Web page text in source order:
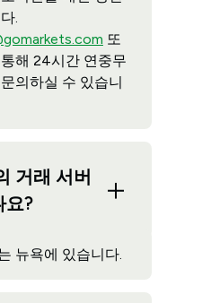
.
또
해 24시간 연중무
의하실 수 있습니
거래 서버
요?
뉴욕에 있습니다.